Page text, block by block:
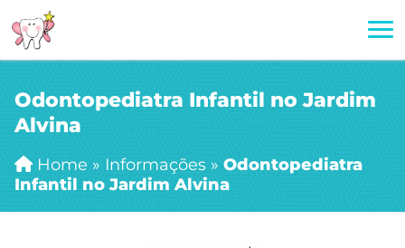
Odontopediatra Infantil no Jardim
Alvina
Home » Informações » Odontopediatra
Infantil no Jardim Alvina